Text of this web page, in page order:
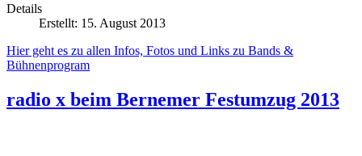
Details
Erstellt: 15. August 2013
Hier geht es zu allen Infos, Fotos und Links zu Bands &
Bühnenprogram
radio x beim Bernemer Festumzug 2013